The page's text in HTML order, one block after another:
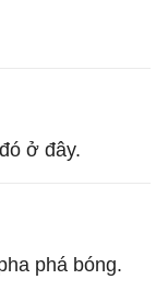
ở đây.
phá bóng.